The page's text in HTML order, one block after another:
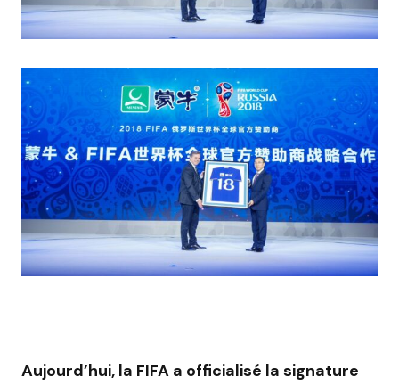
Aujourd’hui, la FIFA a officialisé la signature